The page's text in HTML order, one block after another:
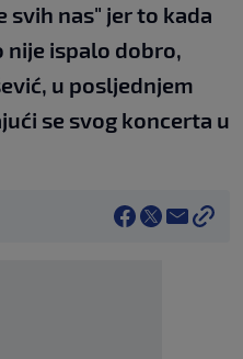
svih nas" jer to kada
nije ispalo dobro,
u posljednjem
se svog koncerta u